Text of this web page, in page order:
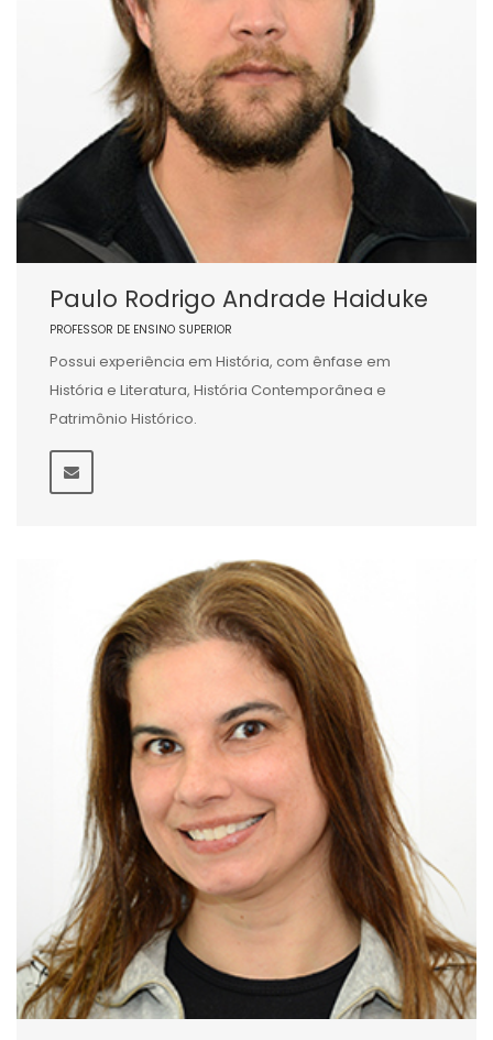
Paulo Rodrigo Andrade Haiduke
PROFESSOR DE ENSINO SUPERIOR
Possui experiência em História, com ênfase em
História e Literatura, História Contemporânea e
Patrimônio Histórico.